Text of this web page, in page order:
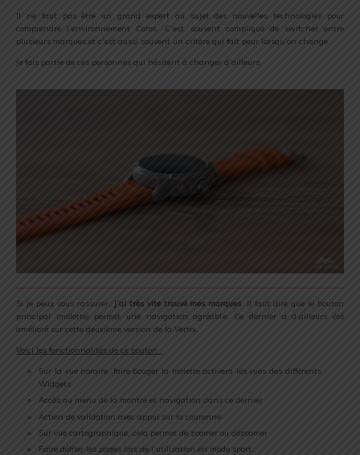
Il ne faut pas être un grand expert au sujet des nouvelles technologies pour
comprendre l’environnement Coros. C’est souvent compliqué de switcher entre
plusieurs marques et c’est aussi souvent un critère qui fait peur lorsqu’on change.
Je fais partie de ces personnes qui hésitent à changer d’ailleurs.
Si je peux vous rassurer, j’ai très vite trouvé mes marques. Il faut dire que le bouton
principal (molette) permet une navigation agréable. Ce dernier a d’ailleurs été
amélioré sur cette deuxième version de la Vertix.
Voici les fonctionnalités de ce bouton :
Sur la vue horaire, faire bouger la molette activera les vues des différents
Widgets
Accès au menu de la montre et navigation dans ce dernier
Action de validation avec appui sur la couronne
Sur vue cartographique, cela permet de zoomer ou dézoomer
Faire défiler les pages lors de l’utilisation en mode sport.